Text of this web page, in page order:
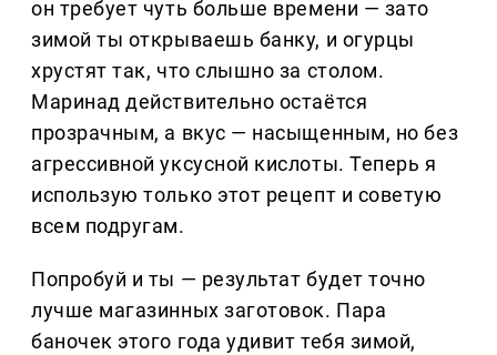
он требует чуть больше времени — зато
зимой ты открываешь банку, и огурцы
хрустят так, что слышно за столом.
Маринад действительно остаётся
прозрачным, а вкус — насыщенным, но без
агрессивной уксусной кислоты. Теперь я
использую только этот рецепт и советую
всем подругам.
Попробуй и ты — результат будет точно
лучше магазинных заготовок. Пара
баночек этого года удивит тебя зимой,